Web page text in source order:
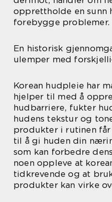
opprettholde en sunn
forebygge problemer.
En historisk
ulemper med
Korean hudpleie har
hjelper til med å
hudbarriere, fukter
hudens tekstur og
produkter i rutinen
til å gi huden din
som kan forbedre
noen oppleve at
tidkrevende og at
produkter kan virke